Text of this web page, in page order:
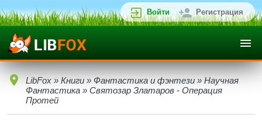
Войти Регистрация
LibFox » Книги » Фантастика и фэнтези » Научная
Фантастика » Святозар Златаров - Операция
Протей